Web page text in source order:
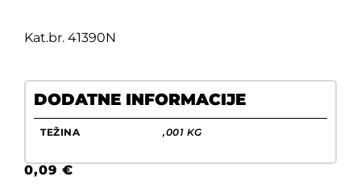
Kat.br. 41390N
DODATNE INFORMACIJE
TEŽINA ,001 KG
0,09 €